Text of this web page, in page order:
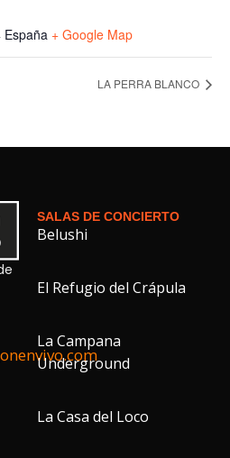
España + Google Map
LA PERRA BLANCO
SALAS DE CONCIERTO
Belushi
El Refugio del Crápula
La Campana
Underground
La Casa del Loco